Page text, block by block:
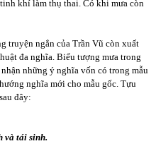
khí làm thụ thai. Có khi mưa còn
truyện ngắn của Trần Vũ còn xuất
đa nghĩa. Biểu tượng mưa trong
những ý nghĩa vốn có trong mẫu
nghĩa mới cho mẫu gốc. Tựu
đây:
và tái sinh.